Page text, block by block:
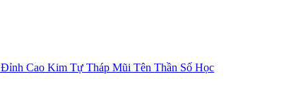
Đỉnh Cao Kim Tự Tháp Mũi Tên Thần Số Học